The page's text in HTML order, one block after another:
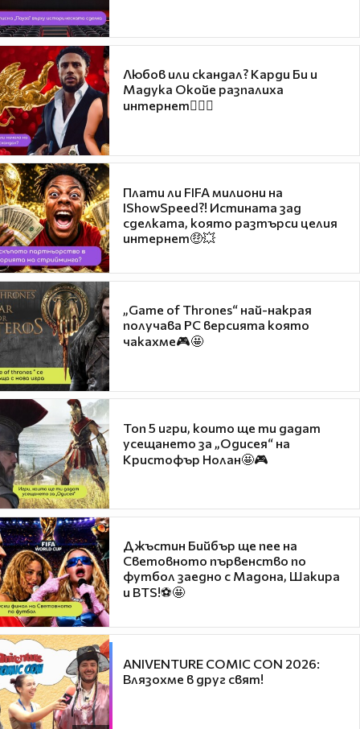
Любов или скандал? Карди Би и
Мадука Окойе разпалиха
интернет❤️‍🔥🔥
Плати ли FIFA милиони на
IShowSpeed?! Истината зад
сделката, която разтърси целия
интернет🤑💥
„Game of Thrones“ най-накрая
получава PC версията която
чакахме🎮🤩
Топ 5 игри, които ще ти дадат
усещането за „Одисея“ на
Кристофър Нолан🤩🎮
Джъстин Бийбър ще пее на
Световното първенство по
футбол заедно с Мадона, Шакира
и BTS!⚽🤩
ANIVENTURE COMIC CON 2026:
Влязохме в друг свят!